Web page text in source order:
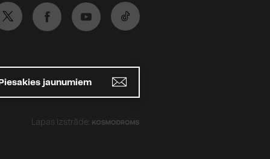
Piesakies jaunumiem
Lapas izstrāde: